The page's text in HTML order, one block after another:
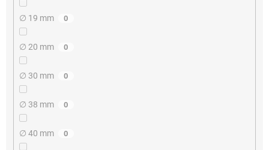
∅ 19 mm 0
∅ 20 mm 0
∅ 30 mm 0
∅ 38 mm 0
∅ 40 mm 0